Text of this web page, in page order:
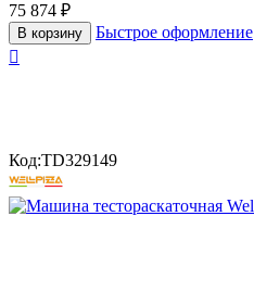
75 874 ₽
В корзину
Быстрое оформление

Код:TD329149